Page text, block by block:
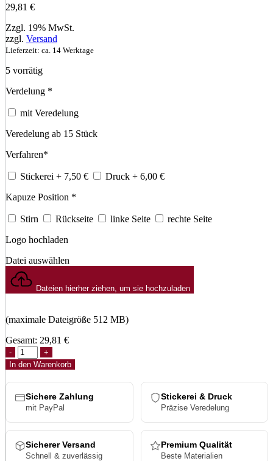
29,81 €
Zzgl. 19% MwSt.
zzgl. Versand
Lieferzeit: ca. 14 Werktage
5 vorrätig
Verdelung *
mit Veredelung
Veredelung ab 15 Stück
Verfahren*
Stickerei + 7,50 € Druck + 6,00 €
Kapuze Position *
Stirn Rückseite linke Seite
rechte Seite
Logo hochladen
Datei auswählen
Dateien hierher ziehen, um sie hochzuladen
(maximale Dateigröße 512 MB)
Gesamt: 29,81 €
Sherpa
Check
Bucket
Hat
Menge
In den Warenkorb
Sichere Zahlung
mit PayPal
Stickerei & Druck
Präzise Veredelung
Sicherer Versand
Schnell & zuverlässig
Premium Qualität
Beste Materialien